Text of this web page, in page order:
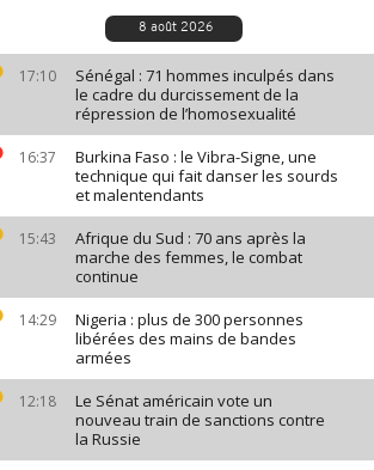
8 août 2026
17:10
Sénégal : 71 hommes inculpés dans
le cadre du durcissement de la
répression de l’homosexualité
16:37
Burkina Faso : le Vibra-Signe, une
technique qui fait danser les sourds
et malentendants
15:43
Afrique du Sud : 70 ans après la
marche des femmes, le combat
continue
14:29
Nigeria : plus de 300 personnes
libérées des mains de bandes
armées
12:18
Le Sénat américain vote un
nouveau train de sanctions contre
la Russie